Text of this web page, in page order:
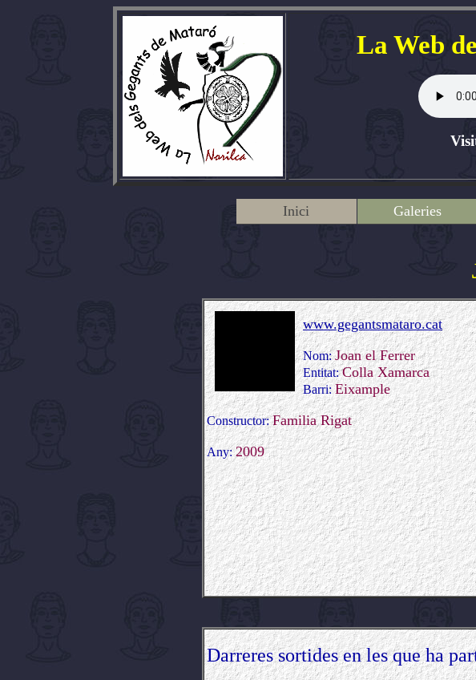
La Web
Inici Galeries
www.gegantsmataro.cat
Nom:Joan el Ferrer
Entitat:Colla Xamarca
Barri:Eixample
Constructor:Familia Rigat
Any:2009
Darreres sortides en les que ha